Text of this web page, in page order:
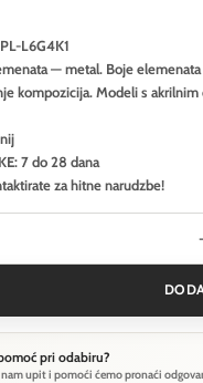
L6G4K1
— metal. Boje
kompozicija. Modeli s
7 do 28 dana
za hitne narudzbe!
pri odabiru?
upit i pomoći ćemo pronaći